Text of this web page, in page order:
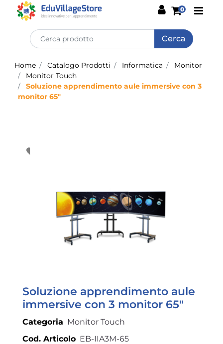
0
Home Catalogo Prodotti Informatica
Monitor
Monitor Touch
Soluzione apprendimento aule immersive con 3
monitor 65"
Soluzione apprendimento aule
immersive con 3 monitor 65"
Categoria Monitor Touch
Cod. Articolo EB-IIA3M-65